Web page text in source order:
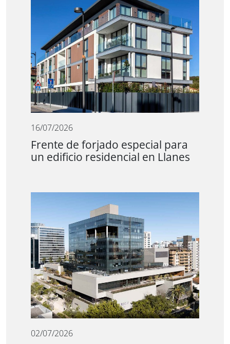
16/07/2026
Frente de forjado especial para
un edificio residencial en Llanes
02/07/2026